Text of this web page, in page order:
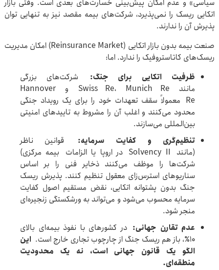
سیاسی» و عدم امکان پیش‌بینی خسارت‌های بعدی است. وقتی بازار
اتکایی ریسک را نمی‌پذیرد، شرکت‌های بیمه مقصد نیز به تنهایی توان
پذیرش آن را ندارند.
صنعت بیمه بدون بازار اتکایی (Reinsurance Market) امکان مدیریت
ریسک‌های کاتاستروفیک را ندارد. اما:
ظرفیت اتکایی برای جنگ: شرکت‌های بزرگی
مانند Swiss Re، Munich Re و Hannover
Re معمولاً سقف تعهدات خود را برای یک رویداد جنگی
محدود می‌کنند و اغلب آن را مشروط به تاییدهای امنیتی
بین‌المللی می‌سازند.
تنظیم‌گری و کفایت سرمایه: قوانین ناظر
(مانند Solvency II در اروپا یا الزامات بیمه مرکزی)
شرکت‌ها را موظف می‌کنند ذخایر فنی را بر اساس
سناریوهای استرس‌زای معقول تنظیم کنند. پذیرش ریسک
جنگ بدون پشتوانه اتکایی، نقض مستقیم اصول کفایت
سرمایه محسوب می‌شود و می‌تواند به ورشکستگی زنجیره‌ای
منجر شود.
عدم تقارن جهانی: در کشورهای با نفوذ بیمه‌ای بالای
۱۰٪، باز هم ریسک جنگ از چارچوب تجاری خارج است.
این
الگو یک قانون جهانی است، نه یک محدودیت
منطقه‌ای.